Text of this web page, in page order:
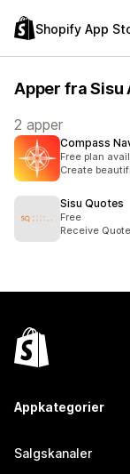
Shopify App
Apper fra Sisu
2 apper
Compass
Free plan
Create
Sisu Quotes
Free
Receive
Appkategorier
Salgskanaler